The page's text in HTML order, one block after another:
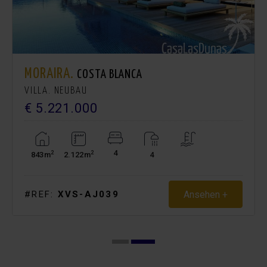
MORAIRA. COSTA BLANCA
VILLA. NEUBAU
€ 5.221.000
843m2 2.122m2 4 4
#REF: XVS-AJ039 Ansehen +